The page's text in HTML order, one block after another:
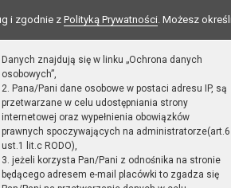
i zgodnie z Polityką Prywatności. Możesz
Danych znajdują się w linku „Ochrona danych
osobowych”,
2. Pana/Pani dane osobowe w postaci adresu IP, są
przetwarzane w celu udostępniania strony
internetowej oraz wypełnienia obowiązków
prawnych spoczywających na administratorze(art.6
ust.1 lit.c RODO),
3. jeżeli korzysta Pan/Pani z odnośnika na stronie
będącego adresem e-mail placówki to zgadza się